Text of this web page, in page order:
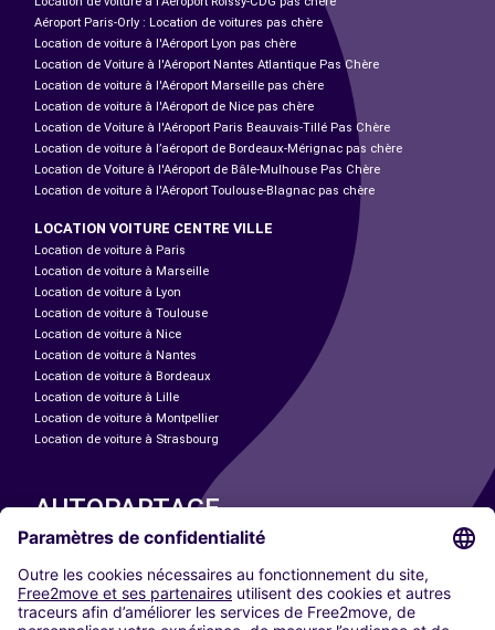
Aéroport Paris-Orly : Location de voitures pas chère
Location de voiture à l'Aéroport Lyon pas chère
Location de Voiture à l'Aéroport Nantes Atlantique Pas Chère
Location de voiture à l'Aéroport Marseille pas chère
Location de voiture à l'Aéroport de Nice pas chère
Location de Voiture à l'Aéroport Paris Beauvais-Tillé Pas Chère
Location de voiture à l’aéroport de Bordeaux-Mérignac pas chère
Location de Voiture à l'Aéroport de Bâle-Mulhouse Pas Chère
Location de voiture à l'Aéroport Toulouse-Blagnac pas chère
LOCATION VOITURE CENTRE VILLE
Location de voiture à Paris
Location de voiture à Marseille
Location de voiture à Lyon
Location de voiture à Toulouse
Location de voiture à Nice
Location de voiture à Nantes
Location de voiture à Bordeaux
Location de voiture à Lille
Location de voiture à Montpellier
Location de voiture à Strasbourg
AUTOPARTAGE
Paris
Madrid
Washington DC